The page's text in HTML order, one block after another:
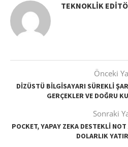
TEKNOKLIK
Önceki
DIZÜSTÜ BILGISAYARI SÜREKLI
GERÇEKLER VE DOĞRU
Sonraki
POCKET, YAPAY ZEKA DESTEKLI
DOLARLIK